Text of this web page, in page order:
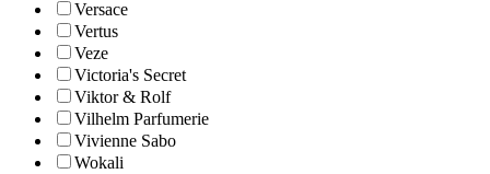
Versace
Vertus
Veze
Victoria's Secret
Viktor & Rolf
Vilhelm Parfumerie
Vivienne Sabo
Wokali